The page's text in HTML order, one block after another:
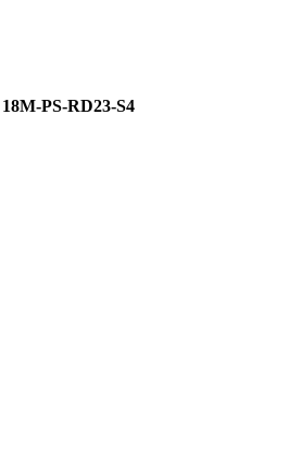
PS-RD23-S4